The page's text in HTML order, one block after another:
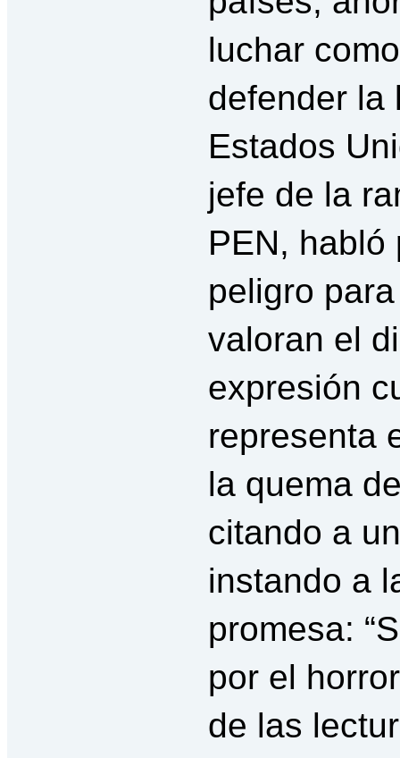
luchar
defender la
Estados
jefe de la
PEN, habló
peligro
valoran el
expresión
representa
la quema
citando a
instando a
promesa:
por el
de las